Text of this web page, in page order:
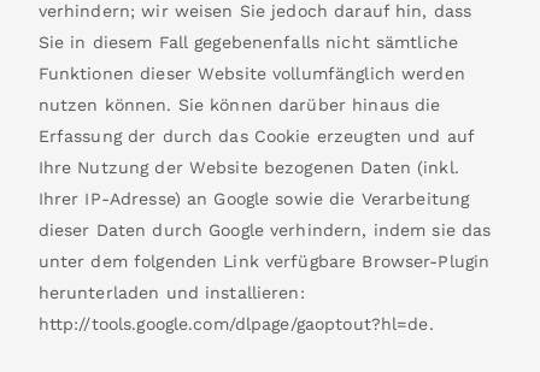
verhindern; wir weisen Sie jedoch darauf hin, dass
Sie in diesem Fall gegebenenfalls nicht sämtliche
Funktionen dieser Website vollumfänglich werden
nutzen können. Sie können darüber hinaus die
Erfassung der durch das Cookie erzeugten und auf
Ihre Nutzung der Website bezogenen Daten (inkl.
Ihrer IP-Adresse) an Google sowie die Verarbeitung
dieser Daten durch Google verhindern, indem sie das
unter dem folgenden Link verfügbare Browser-Plugin
herunterladen und installieren:
http://tools.google.com/dlpage/gaoptout?hl=de.